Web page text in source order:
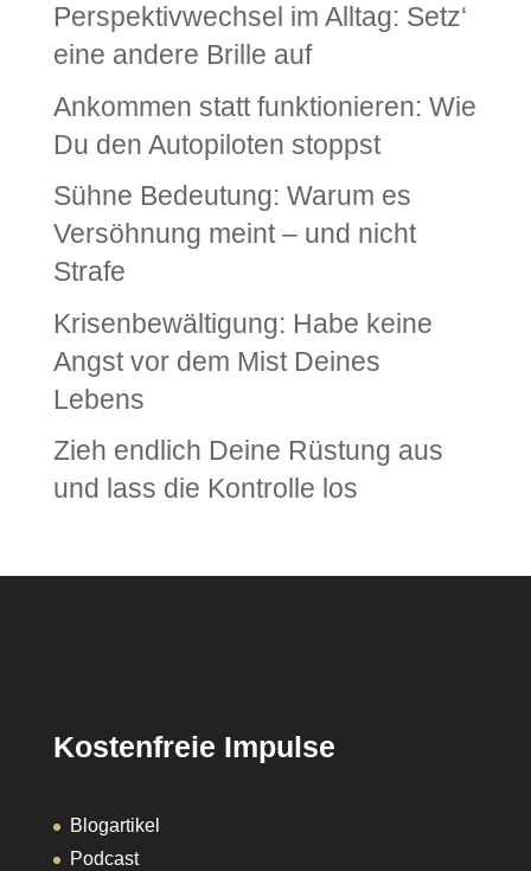
Perspektivwechsel im Alltag: Setz‘
eine andere Brille auf
Ankommen statt funktionieren: Wie
Du den Autopiloten stoppst
Sühne Bedeutung: Warum es
Versöhnung meint – und nicht
Strafe
Krisenbewältigung: Habe keine
Angst vor dem Mist Deines
Lebens
Zieh endlich Deine Rüstung aus
und lass die Kontrolle los
Kostenfreie Impulse
Blogartikel
Podcast